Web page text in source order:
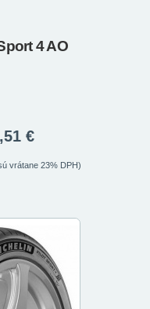
4 AO
€
vrátane 23% DPH)